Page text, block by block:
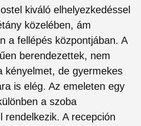
kiváló elhelyezkedéssel
közelében, ám
a fellépés központjában. A
berendezettek, nem
kényelmet, de gyermekes
is elég. Az emeleten egy
a szoba
rendelkezik. A recepción